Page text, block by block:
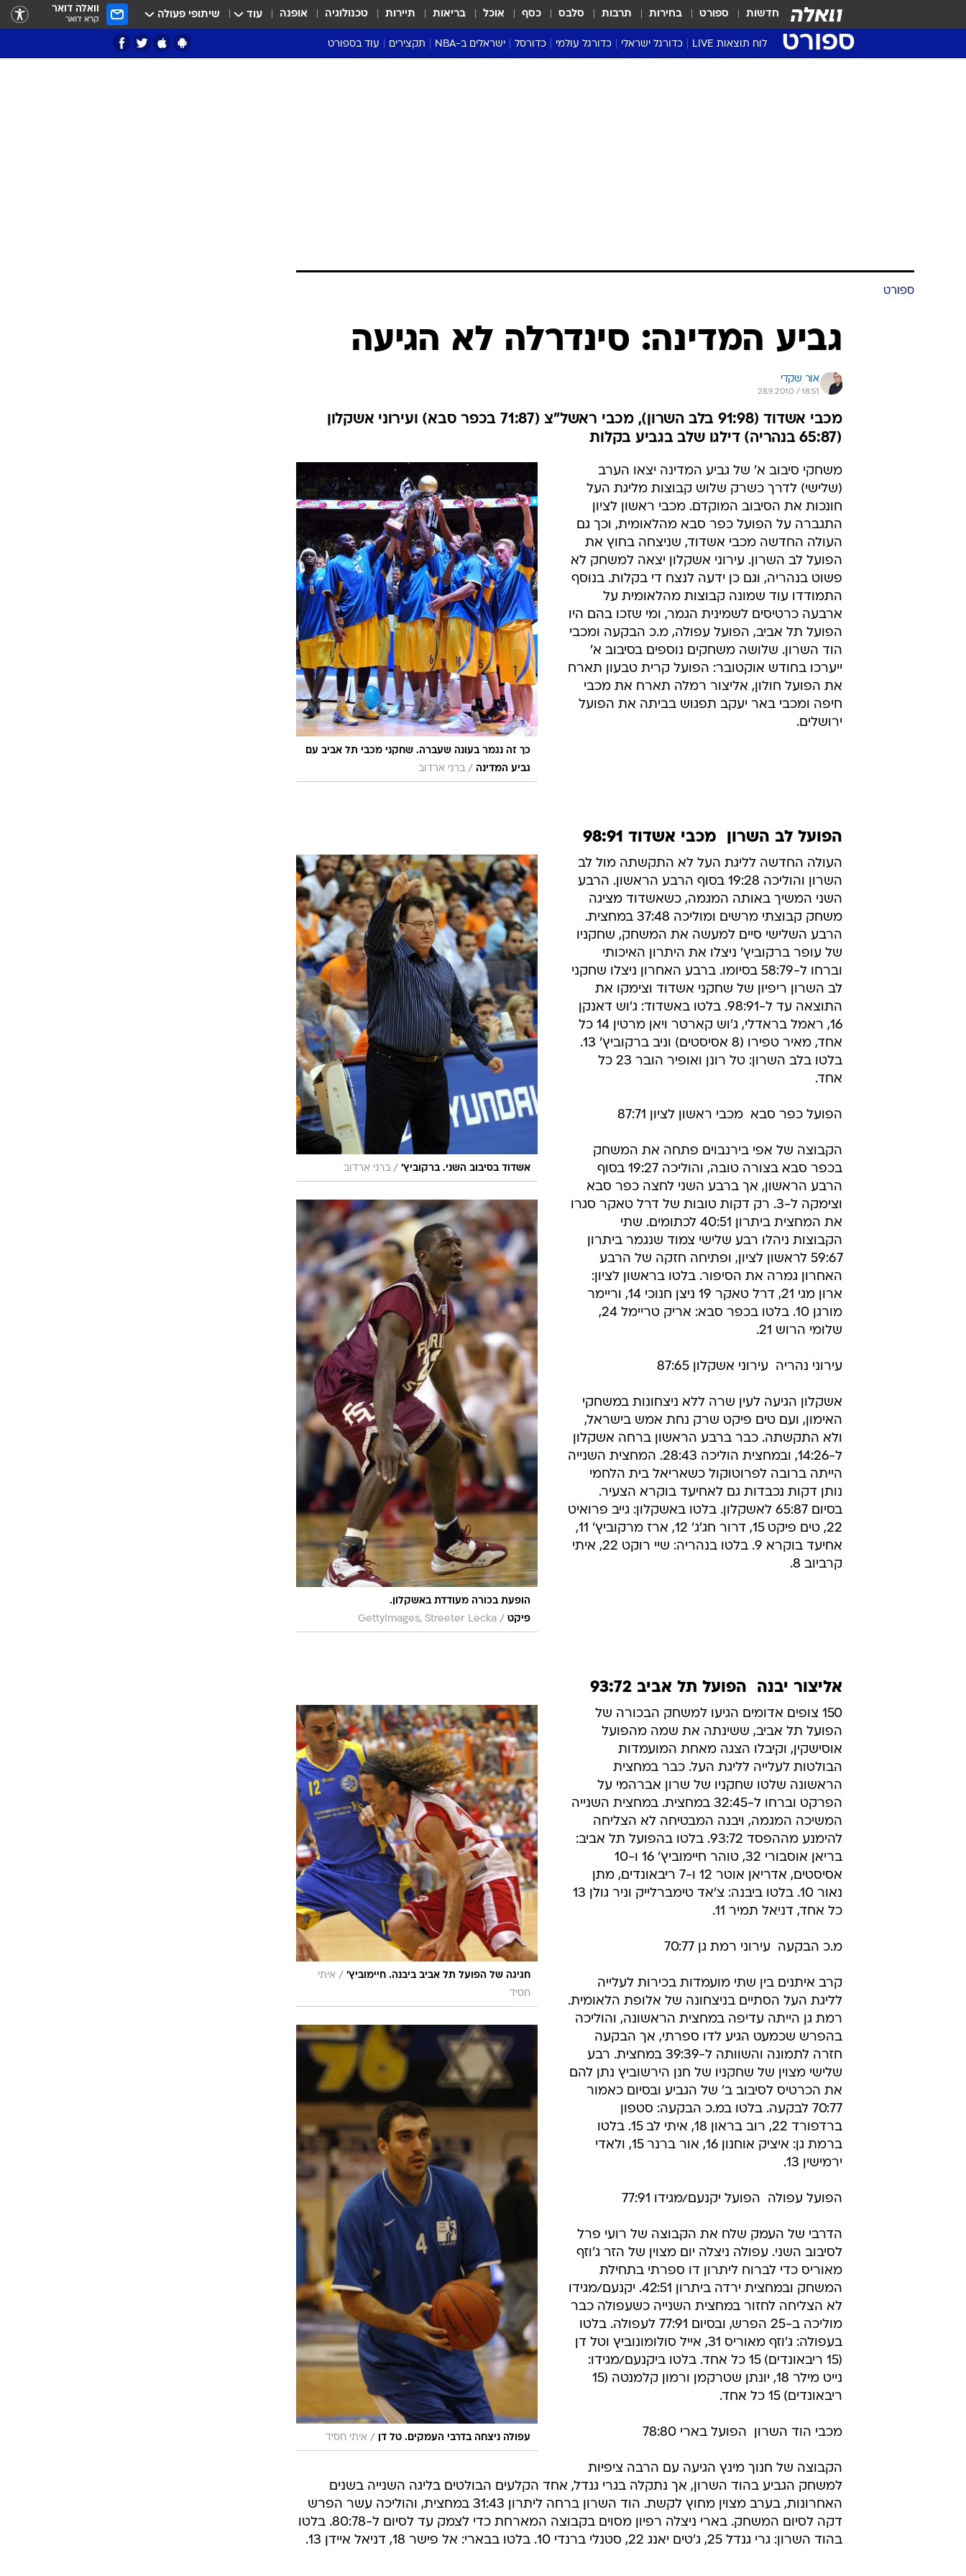
חדשות ספורט בחירות תרבות סלבס כסף אוכל בריאות תיירות טכנולוגיה אופנה עוד שיתופי פעולה וואלה דואר
קרא דואר
ספורט לוח תוצאות LIVE כדורגל ישראלי כדורגל עולמי כדורסל ישראלים ב-NBA תקצירים עוד בספורט
ענפים נוספים
לוח שידורים
כתבו לנו
ספורט
גביע המדינה: סינדרלה לא הגיעה
אור שקדי
28.9.2010 / 18:51
מכבי אשדוד (91:98 בלב השרון), מכבי ראשל"צ (71:87 בכפר סבא) ועירוני אשקלון
(65:87 בנהריה) דילגו שלב בגביע בקלות
כך זה נגמר בעונה שעברה. שחקני מכבי תל אביב עם
גביע המדינה / ברני ארדוב
משחקי סיבוב א' של גביע המדינה יצאו הערב
(שלישי) לדרך כשרק שלוש קבוצות מליגת העל
חונכות את הסיבוב המוקדם. מכבי ראשון לציון
התגברה על הפועל כפר סבא מהלאומית, וכך גם
העולה החדשה מכבי אשדוד, שניצחה בחוץ את
הפועל לב השרון. עירוני אשקלון יצאה למשחק לא
פשוט בנהריה, וגם כן ידעה לנצח די בקלות. בנוסף
התמודדו עוד שמונה קבוצות מהלאומית על
ארבעה כרטיסים לשמינית הגמר, ומי שזכו בהם היו
הפועל תל אביב, הפועל עפולה, מ.כ הבקעה ומכבי
הוד השרון. שלושה משחקים נוספים בסיבוב א'
ייערכו בחודש אוקטובר: הפועל קרית טבעון תארח
את הפועל חולון, אליצור רמלה תארח את מכבי
חיפה ומכבי באר יעקב תפגוש בביתה את הפועל
ירושלים.
הפועל לב השרון  מכבי אשדוד 98:91
אשדוד בסיבוב השני. ברקוביץ' / ברני ארדוב
הופעת בכורה מעודדת באשקלון.
פיקט /
GettyImages, Streeter Lecka
העולה החדשה לליגת העל לא התקשתה מול לב
השרון והוליכה 19:28 בסוף הרבע הראשון. הרבע
השני המשיך באותה המגמה, כשאשדוד מציגה
משחק קבוצתי מרשים ומוליכה 37:48 במחצית.
הרבע השלישי סיים למעשה את המשחק, שחקניו
של עופר ברקוביץ' ניצלו את היתרון האיכותי
וברחו ל-58:79 בסיומו. ברבע האחרון ניצלו שחקני
לב השרון ריפיון של שחקני אשדוד וצימקו את
התוצאה עד ל-98:91. בלטו באשדוד: ג'וש דאנקן
16, ראמל בראדלי, ג'וש קארטר ויאן מרטין 14 כל
אחד, מאיר טפירו (8 אסיסטים) וניב ברקוביץ' 13.
בלטו בלב השרון: טל רונן ואופיר הובר 23 כל
אחד.
הפועל כפר סבא  מכבי ראשון לציון 87:71
הקבוצה של אפי בירנבוים פתחה את המשחק
בכפר סבא בצורה טובה, והוליכה 19:27 בסוף
הרבע הראשון, אך ברבע השני לחצה כפר סבא
וצימקה ל-3. רק דקות טובות של דרל טאקר סגרו
את המחצית ביתרון 40:51 לכתומים. שתי
הקבוצות ניהלו רבע שלישי צמוד שנגמר ביתרון
59:67 לראשון לציון, ופתיחה חזקה של הרבע
האחרון גמרה את הסיפור. בלטו בראשון לציון:
ארון מגי 21, דרל טאקר 19 ניצן חנוכי 14, וריימר
מורגן 10. בלטו בכפר סבא: אריק טריימל 24,
שלומי הרוש 21.
עירוני נהריה  עירוני אשקלון 87:65
אשקלון הגיעה לעין שרה ללא ניצחונות במשחקי
האימון, ועם טים פיקט שרק נחת אמש בישראל,
ולא התקשתה. כבר ברבע הראשון ברחה אשקלון
ל-14:26, ובמחצית הוליכה 28:43. המחצית השנייה
הייתה ברובה לפרוטוקול כשאריאל בית הלחמי
נותן דקות נכבדות גם לאחיעד בוקרא הצעיר.
בסיום 65:87 לאשקלון. בלטו באשקלון: גייב פרואיט
22, טים פיקט 15, דרור חג'ג' 12, ארז מרקוביץ' 11,
אחיעד בוקרא 9. בלטו בנהריה: שיי רוקט 22, איתי
קרביוב 8.
אליצור יבנה  הפועל תל אביב 93:72
חגיגה של הפועל תל אביב ביבנה. חיימוביץ' / איתי
חסיד
עפולה ניצחה בדרבי העמקים. טל דן / איתי חסיד
150 צופים אדומים הגיעו למשחק הבכורה של
הפועל תל אביב, ששינתה את שמה מהפועל
אוסישקין, וקיבלו הצגה מאחת המועמדות
הבולטות לעלייה לליגת העל. כבר במחצית
הראשונה שלטו שחקניו של שרון אברהמי על
הפרקט וברחו ל-32:45 במחצית. במחצית השנייה
המשיכה המגמה, ויבנה המבטיחה לא הצליחה
להימנע מההפסד 93:72. בלטו בהפועל תל אביב:
בריאן אוסבורי 32, טוהר חיימוביץ' 16 ו-10
אסיסטים, אדריאן אוטר 12 ו-7 ריבאונדים, מתן
נאור 10. בלטו ביבנה: צ'אד טימברלייק וניר גולן 13
כל אחד, דניאל תמיר 11.
מ.כ הבקעה  עירוני רמת גן 70:77
קרב איתנים בין שתי מועמדות בכירות לעלייה
לליגת העל הסתיים בניצחונה של אלופת הלאומית.
רמת גן הייתה עדיפה במחצית הראשונה, והוליכה
בהפרש שכמעט הגיע לדו ספרתי, אך הבקעה
חזרה לתמונה והשוותה ל-39:39 במחצית. רבע
שלישי מצוין של שחקניו של חנן הירשוביץ נתן להם
את הכרטיס לסיבוב ב' של הגביע ובסיום כאמור
70:77 לבקעה. בלטו במ.כ הבקעה: סטפון
ברדפורד 22, רוב בראון 18, איתי לב 15. בלטו
ברמת גן: איציק אוחנון 16, אור ברנר 15, ולאדי
ירמישין 13.
הפועל עפולה  הפועל יקנעם/מגידו 77:91
הדרבי של העמק שלח את הקבוצה של רועי פרל
לסיבוב השני. עפולה ניצלה יום מצוין של הזר ג'וזף
מאוריס כדי לברוח ליתרון דו ספרתי בתחילת
המשחק ובמחצית ירדה ביתרון 42:51. יקנעם/מגידו
לא הצליחה לחזור במחצית השנייה כשעפולה כבר
מוליכה ב-25 הפרש, ובסיום 77:91 לעפולה. בלטו
בעפולה: ג'וזף מאוריס 31, אייל סולומונוביץ וטל דן
(15 ריבאונדים) 15 כל אחד. בלטו ביקנעם/מגידו:
נייט מילר 18, יונתן שטרקמן ורמון קלמנטה (15
ריבאונדים) 15 כל אחד.
מכבי הוד השרון  הפועל בארי 78:80
הקבוצה של חנוך מינץ הגיעה עם הרבה ציפיות
למשחק הגביע בהוד השרון, אך נתקלה בגרי גנדל, אחד הקלעים הבולטים בליגה השנייה בשנים
האחרונות, בערב מצוין מחוץ לקשת. הוד השרון ברחה ליתרון 31:43 במחצית, והוליכה עשר הפרש
דקה לסיום המשחק. בארי ניצלה רפיון מסוים בקבוצה המארחת כדי לצמק עד לסיום ל-80:78. בלטו
בהוד השרון: גרי גנדל 25, ג'טים יאנג 22, סטנלי ברנדי 10. בלטו בבארי: אל פישר 18, דניאל איידן 13.